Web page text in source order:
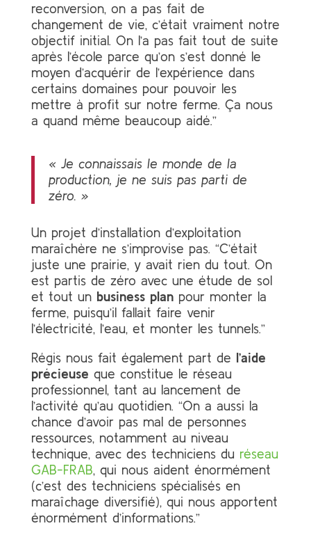
reconversion, on a pas fait de
changement de vie, c’était vraiment notre
objectif initial. On l’a pas fait tout de suite
après l’école parce qu’on s’est donné le
moyen d’acquérir de l’expérience dans
certains domaines pour pouvoir les
mettre à profit sur notre ferme. Ça nous
a quand même beaucoup aidé.”
« Je connaissais le monde de la
production, je ne suis pas parti de
zéro. »
Un projet d’installation d’exploitation
maraîchère ne s’improvise pas. “C’était
juste une prairie, y avait rien du tout. On
est partis de zéro avec une étude de sol
et tout un business planpour monter la
ferme, puisqu’il fallait faire venir
l’électricité, l’eau, et monter les tunnels.”
Régis nous fait également part de l’aide
précieuse que constitue le réseau
professionnel, tant au lancement de
l’activité qu’au quotidien. “On a aussi la
chance d’avoir pas mal de personnes
ressources, notamment au niveau
technique, avec des techniciens du réseau
GAB-FRAB, qui nous aident énormément
(c’est des techniciens spécialisés en
maraîchage diversifié), qui nous apportent
énormément d’informations.”